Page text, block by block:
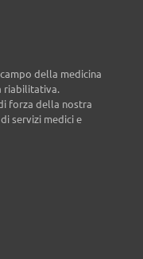
della medicina
riabilitativa.
forza della nostra
servizi medici e